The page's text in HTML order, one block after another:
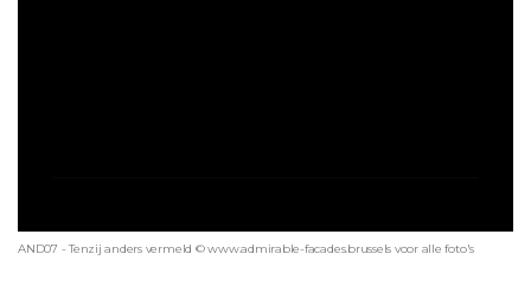
AND07 - Tenzij anders vermeld © www.admirable-facades.brussels voor alle foto's